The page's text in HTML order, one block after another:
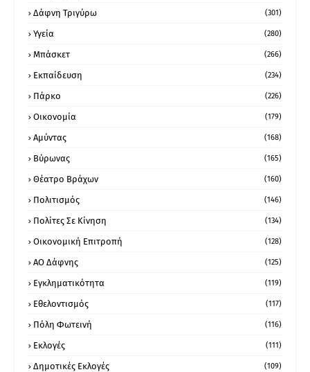
Δάφνη Τριγύρω (301)
Υγεία (280)
Μπάσκετ (266)
Εκπαίδευση (234)
Πάρκο (226)
Οικονομία (179)
Αμύντας (168)
Βύρωνας (165)
Θέατρο Βράχων (160)
Πολιτισμός (146)
Πολίτες Σε Κίνηση (134)
Οικονομική Επιτροπή (128)
ΑΟ Δάφνης (125)
Εγκληματικότητα (119)
Εθελοντισμός (117)
Πόλη Φωτεινή (116)
Εκλογές (111)
Δημοτικές Εκλογές (109)